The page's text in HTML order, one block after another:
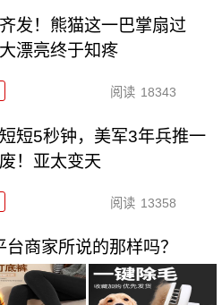
发！熊猫这一巴掌扇过
漂亮终于知疼
阅读 18343
短5秒钟，美军3年兵推一
！亚太变天
阅读 13358
商家所说的那样吗？